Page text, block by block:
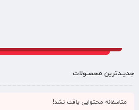
جدیـدترین محصـولات
متاسفانه محتوایی یافت نشد!